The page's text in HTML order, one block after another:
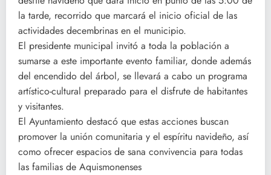
la tarde, recorrido que marcará el inicio oficial de las
actividades decembrinas en el municipio.
El presidente municipal invitó a toda la población a
sumarse a este importante evento familiar, donde además
del encendido del árbol, se llevará a cabo un programa
artístico-cultural preparado para el disfrute de habitantes
y visitantes.
El Ayuntamiento destacó que estas acciones buscan
promover la unión comunitaria y el espíritu navideño, así
como ofrecer espacios de sana convivencia para todas
las familias de Aquismonenses